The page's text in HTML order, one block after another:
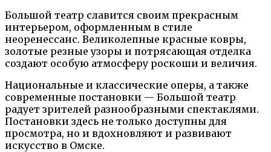
Большой театр славится своим прекрасным
интерьером, оформленным в стиле
неоренессанс. Великолепные красные ковры,
золотые резные узоры и потрясающая отделка
создают особую атмосферу роскоши и величия.
Национальные и классические оперы, а также
современные постановки — Большой театр
радует зрителей разнообразными спектаклями.
Постановки здесь не только доступны для
просмотра, но и вдохновляют и развивают
искусство в Омске.